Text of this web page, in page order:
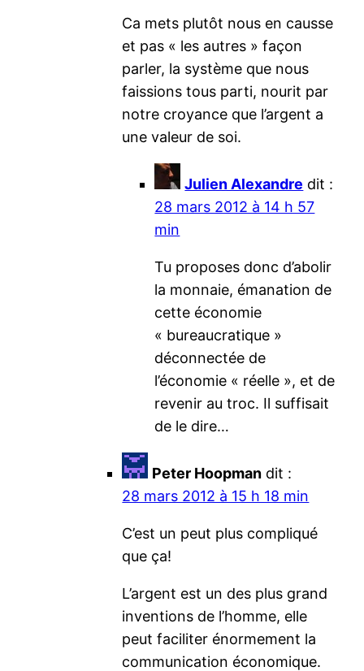
Ca mets plutôt nous en causse
et pas « les autres » façon
parler, la système que nous
faissions tous parti, nourit par
notre croyance que l’argent a
une valeur de soi.
Julien Alexandre dit :
28 mars 2012 à 14 h 57
min
Tu proposes donc d’abolir
la monnaie, émanation de
cette économie
« bureaucratique »
déconnectée de
l’économie « réelle », et de
revenir au troc. Il suffisait
de le dire…
Peter Hoopman dit :
28 mars 2012 à 15 h 18 min
C’est un peut plus compliqué
que ça!
L’argent est un des plus grand
inventions de l’homme, elle
peut faciliter énormement la
communication économique.